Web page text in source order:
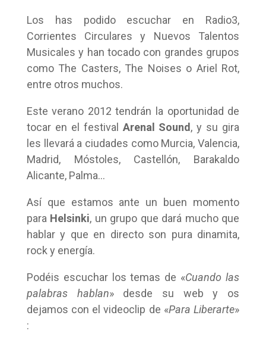
Los has podido escuchar en Radio3,
Corrientes Circulares y Nuevos Talentos
Musicales y han tocado con grandes grupos
como The Casters, The Noises o Ariel Rot,
entre otros muchos.
Este verano 2012 tendrán la oportunidad de
tocar en el festival Arenal Sound , y su gira
les llevará a ciudades como Murcia, Valencia,
Madrid, Móstoles, Castellón, Barakaldo
Alicante, Palma…
Así que estamos ante un buen momento
para Helsinki, un grupo que dará mucho que
hablar y que en directo son pura dinamita,
rock y energía.
Podéis escuchar los temas de «Cuando las
palabras hablan» desde su web y os
dejamos con el videoclip de «Para Liberarte»
: